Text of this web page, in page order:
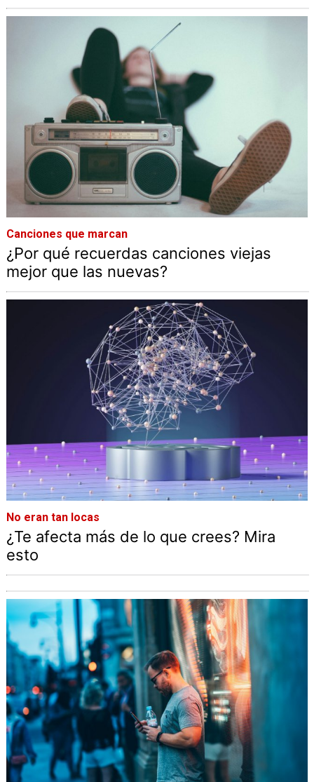
Canciones que marcan
¿Por qué recuerdas canciones viejas
mejor que las nuevas?
No eran tan locas
¿Te afecta más de lo que crees? Mira
esto